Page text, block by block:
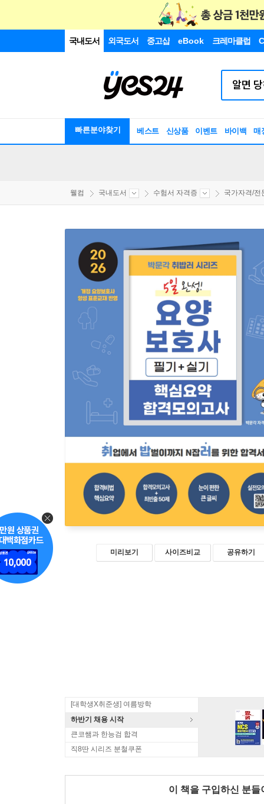
국내도서 외국도서 중고샵 eBook 크레마클럽
빠른분야찾기 베스트 신상품 이벤트 바이백 매
웰컴 국내도서 수험서 자격증 국가자격/전
미리보기 사이즈비교 공유하기
[대학생X취준생] 여름방학
하반기 채용 시작
큰코쌤과 한능검 합격
직8딴 시리즈 분철쿠폰
이 책을 구입하신 분